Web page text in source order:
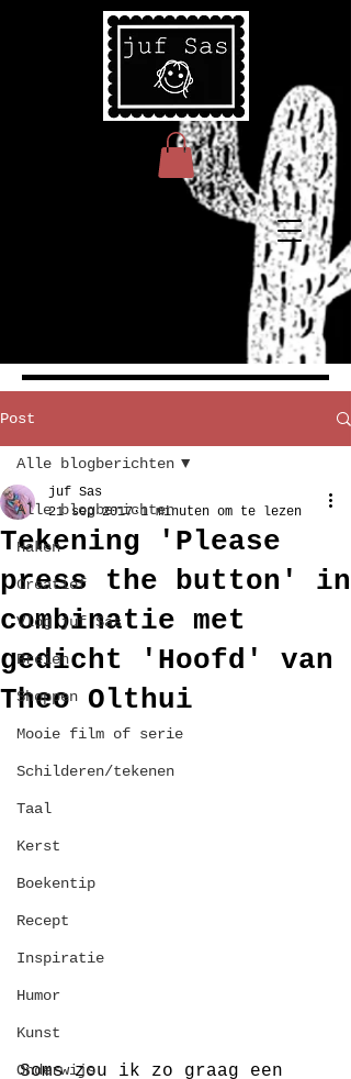
Post
Alle blogberichten
Haken
Creatief
Vlog juf Sas
Breien
Shoppen
Mooie film of serie
Schilderen/tekenen
Taal
Kerst
Boekentip
Recept
Inspiratie
Humor
Kunst
Onderwijs
Alle blogberichten
Tekening 'Please
press the button' in
combinatie met
gedicht 'Hoofd' van
Theo Olthui
juf Sas
21 sep 2017 1 minuten om te lezen
Soms zou ik zo graag een